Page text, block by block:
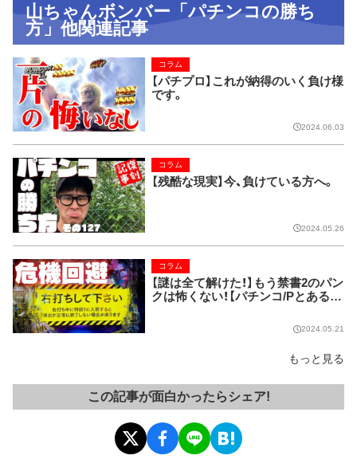
山ちゃんボンバー「パチンコの勝ち
方」他関連記事
【パチプロ】これが納得のいく負け様
です。
コラム
2024.06.03
【残酷な現実】今、負けている方へ。
コラム
2024.05.26
【謎は全て解けた！】もう禁書2のパン
クは怖くない！【パチンコ/Pとある魔
コラム
2024.05.21
もっと見る
この記事が面白かったらシェア!